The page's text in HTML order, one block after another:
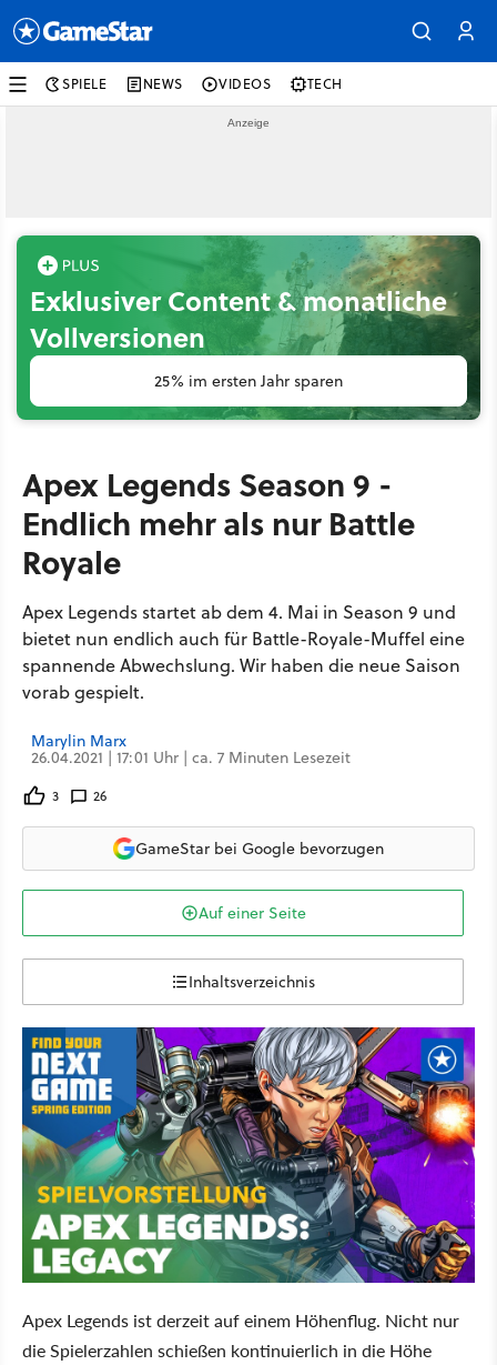
SPIELE NEWS VIDEOS TECH
Exklusiver Content & monatliche
Vollversionen
25% im ersten Jahr sparen
Apex Legends Season 9 -
Endlich mehr als nur Battle
Royale
Apex Legends startet ab dem 4. Mai in Season 9 und
bietet nun endlich auch für Battle-Royale-Muffel eine
spannende Abwechslung. Wir haben die neue Saison
vorab gespielt.
Marylin Marx
26.04.2021 | 17:01 Uhr | ca. 7 Minuten Lesezeit
3 26
GameStar bei Google bevorzugen
Auf einer Seite
Inhaltsverzeichnis
Apex Legends ist derzeit auf einem Höhenflug. Nicht nur
die Spielerzahlen schießen kontinuierlich in die Höhe